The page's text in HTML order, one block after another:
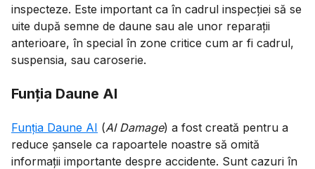
inspecteze. Este important ca în cadrul inspecției să se
uite după semne de daune sau ale unor reparații
anterioare, în special în zone critice cum ar fi cadrul,
suspensia, sau caroserie.
Funția Daune AI
Funția Daune AI (AI Damage) a fost creată pentru a
reduce șansele ca rapoartele noastre să omită
informații importante despre accidente. Sunt cazuri în